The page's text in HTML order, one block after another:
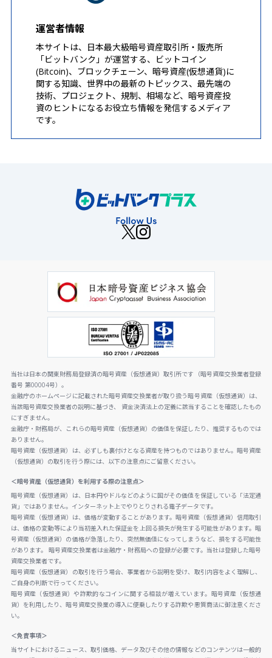
運営者情報
本サイトは、日本最大級暗号資産取引所・販売所
「ビットバンク」が運営する、ビットコイン
(Bitcoin)、ブロックチェーン、暗号資産(仮想通貨)に
関する知識、世界中の最新のトピックス、最先端の
技術、プロジェクト、規制、相場など、暗号資産投
資のヒントになるお役立ち情報を発信するメディア
です。
当社は日本の関東財務局登録済の暗号資産（仮想通貨）取引所です（暗号資産交換業者登録
番号 第00004号）。
金融庁のホームページに記載された暗号資産交換業者が取り扱う暗号資産（仮想通貨）は、
当該暗号資産交換業者の説明に基づき、 資金決済法上の定義に該当することを確認したもの
にすぎません。
金融庁・財務局が、これらの暗号資産（仮想通貨）の価値を保証したり、推奨するものでは
ありません。
暗号資産（仮想通貨）は、必ずしも裏付けとなる資産を持つものではありません。暗号資産
（仮想通貨）の取引を行う際には、以下の注意点にご留意ください。
＜暗号資産（仮想通貨）を利用する際の注意点＞
暗号資産（仮想通貨）は、日本円やドルなどのように国がその価値を保証している「法定通
貨」ではありません。インターネット上でやりとりされる電子データです。
暗号資産（仮想通貨）は、価格が変動することがあります。暗号資産（仮想通貨）信用取引
は、価格の変動等により当初差入れた保証金を上回る損失が発生する可能性があります。暗
号資産（仮想通貨）の価格が急落したり、突然無価値になってしまうなど、損をする可能性
があります。 暗号資産交換業者は金融庁・財務局への登録が必要です。当社は登録した暗号
資産交換業者です。
暗号資産（仮想通貨）の取引を行う場合、事業者から説明を受け、取引内容をよく理解し、
ご自身の判断で行ってください。
暗号資産（仮想通貨）や詐欺的なコインに関する相談が増えています。暗号資産（仮想通
貨）を利用したり、暗号資産交換業の導入に便乗したりする詐欺や悪質商法に御注意くださ
い。
＜免責事項＞
当サイトにおけるニュース、取引価格、データ及びその他の情報などのコンテンツは一般的